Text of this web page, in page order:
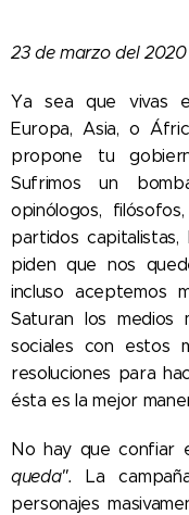
23 de marzo del 2020
Ya sea que vivas
Europa, Asia, o
propone tu
Sufrimos un
opinólogos,
partidos capitalistas,
piden que nos
incluso aceptemos
Saturan los medios
sociales con estos
resoluciones para
ésta es la mejor
No hay que confiar
queda".La
personajes